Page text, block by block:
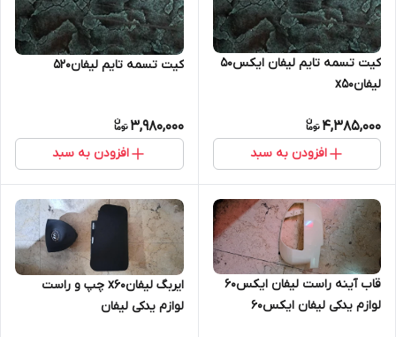
کیت تسمه تایم لیفان ایکس۵۰
لیفانx50
4,385,000
افزودن به سبد
کیت تسمه تایم لیفان۵۲۰
3,980,000
افزودن به سبد
قاب آینه راست لیفان ایکس۶۰
لوازم یدکی لیفان ایکس۶۰
ایربگ لیفانx60 چپ و راست
لوازم یدکی لیفان